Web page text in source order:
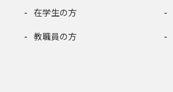
在学生の方
教職員の方